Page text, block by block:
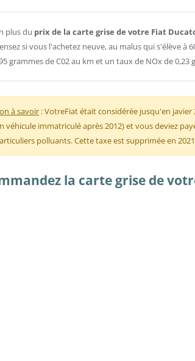
plus du prix de la carte grise de votre Fiat Ducato
si vous l'achetez neuve, au malus qui s'élève à
grammes de C02 au km et un taux de NOx de 0,23
à savoir : VotreFiat était considérée jusqu'en
véhicule immatriculé après 2012) et vous deviez
polluants. Cette taxe est supprimée en
la carte grise de